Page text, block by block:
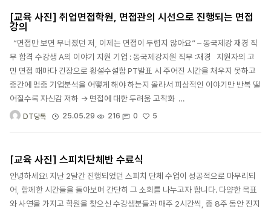
[교육 사진] 취업면접학원, 면접관의 시선으로 진행되는 면접
강의
“면접만 보면 무너졌던 저, 이제는 면접이 두렵지 않아요” – 동국제강 재경 직
무 합격 수강생 A의 이야기 지원 기업 : 동국제강지원 직무 :재경 지원자의 고
민 면접 때마다 긴장으로 횡설수설함 PT발표 시 주어진 시간을 채우지 못하고
중간에 멈춤 기업분석을 어떻게 해야 하는지 몰라서 피상적인 이야기만 반복 떨
어질수록 자신감 저하 → 면접에 대한 두려움 고착화 …
DT당톡 25.05.29 216 0 5
[교육 사진] 스피치단체반 수료식
안녕하세요! 지난 2달간 진행되었던 스피치 단체 수업이 성공적으로 마무리되
어, 함께한 시간들을 돌아보며 간단히 그 소회를 나누고자 합니다. 다양한 목표
와 사연을 가지고 학원을 찾으신 수강생분들과 매주 2시간씩, 총 8주 동안 진지